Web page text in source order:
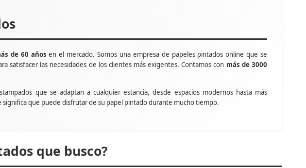
de 60 años en el mercado. Somos una empresa de papeles pintados online que se
satisfacer las necesidades de los clientes más exigentes. Contamos con más de 3000
que se adaptan a cualquier estancia, desde espacios modernos hasta más
significa que puede disfrutar de su papel pintado durante mucho tiempo.
que busco?